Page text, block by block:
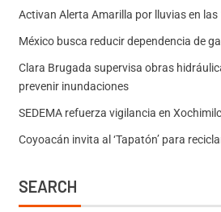
Activan Alerta Amarilla por lluvias en las
México busca reducir dependencia de
Clara Brugada supervisa obras
prevenir inundaciones
SEDEMA refuerza vigilancia en
Coyoacán invita al ‘Tapatón’ para
SEARCH